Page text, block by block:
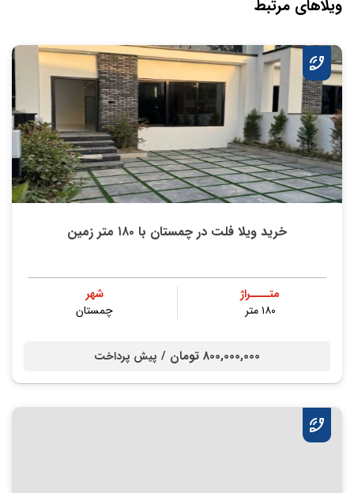
ویلاهای مرتبط
خرید ویلا فلت در چمستان با ۱۸۰ متر زمین
متــــراژ
۱۸۰ متر
شهر
چمستان
800,000,000 تومان / پیش پرداخت